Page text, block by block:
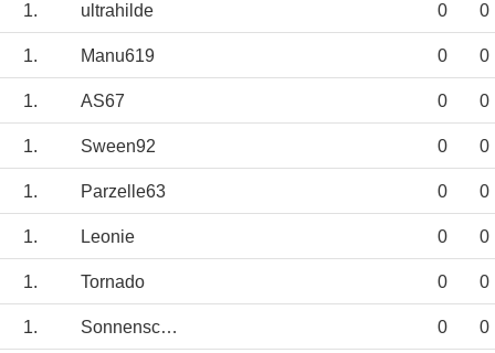
1. ultrahilde 0 0
1. Manu619 0 0
1. AS67 0 0
1. Sween92 0 0
1. Parzelle63 0 0
1. Leonie 0 0
1. Tornado 0 0
1. Sonnenschein666 0 0